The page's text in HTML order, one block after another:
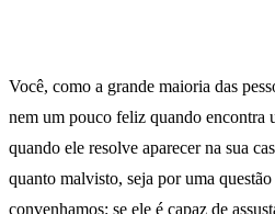
Você, como a grande maioria das
nem um pouco feliz quando encontra
quando ele resolve aparecer na sua
quanto malvisto, seja por uma
convenhamos: se ele é capaz de